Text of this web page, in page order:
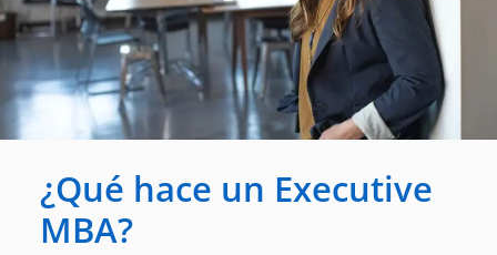
¿Qué hace un Executive
MBA?